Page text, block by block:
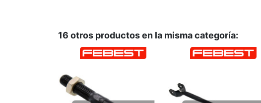
16 otros productos en la misma categoría: